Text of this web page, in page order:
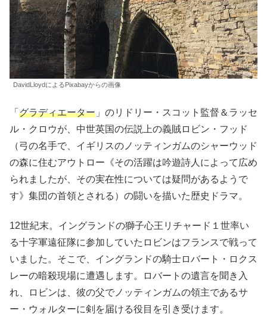
DavidLloydによるPixabayからの画像
「 グラディエーター 」のリドリー・スコット監督＆ラッセ
ル・クロウが、中世英国の伝説上の義賊ロビン・フッド
（弓の名手で、イギリスのノッティンガムのシャーウッド
の森に住むアウトロー《その活躍は吟遊詩人によって広め
られましたが、その実在性については疑問があるようで
す》集団の首領とされる）の闘いを描いた歴史ドラマ。
12世紀末。イングランドの獅子心王リチャード１世率い
る十字軍遠征隊に参加していたロビンはフランスで戦って
いました。そこで、イングランドの騎士ロバート・ロクス
レーの暗殺現場に遭遇します。ロバートの遺言を聞き入
れ、ロビンは、彼の父でノッティンガムの領主であるサ
ー・ウォルターに剣を届ける役目を引き受けます。